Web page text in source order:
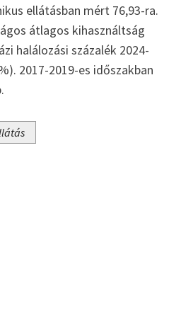
ellátásban mért 76,93-ra.
átlagos kihasználtság
halálozási százalék 2024-
2017-2019-es időszakban